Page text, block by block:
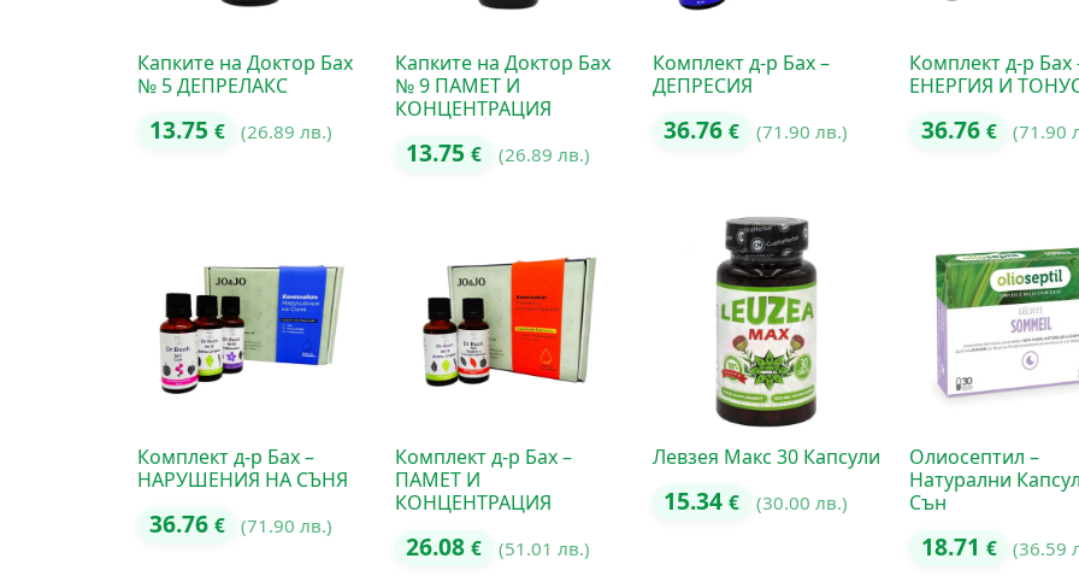
Капките на Доктор Бах
№ 5 ДЕПРЕЛАКС
13.75 € (26.89 лв.)
Капките на Доктор Бах
№ 9 ПАМЕТ И
КОНЦЕНТРАЦИЯ
13.75€ (26.89 лв.)
Комплект д-р Бах –
ДЕПРЕСИЯ
36.76€ (71.90 лв.)
Комплект д-р Бах
ЕНЕРГИЯ И
36.76 € (71.90
Комплект д-р Бах –
НАРУШЕНИЯ НА СЪНЯ
36.76 € (71.90 лв.)
Комплект д-р Бах –
ПАМЕТ И
КОНЦЕНТРАЦИЯ
26.08€ (51.01 лв.)
Левзея Макс 30 Капсули
15.34€ (30.00 лв.)
Олиосептил –
Натурални
Сън
18.71 € (36.59